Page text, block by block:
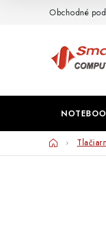
Obchodné
Domov